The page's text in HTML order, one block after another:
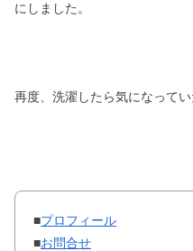
にしました。
再度、洗濯したら気になってい
■プロフィール
■お問合せ